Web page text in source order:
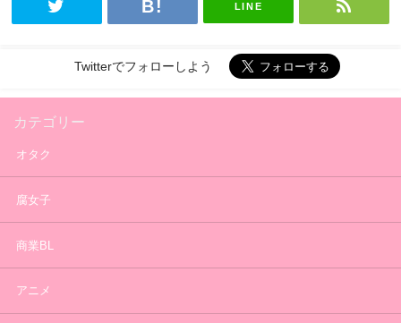
LINE
Twitterでフォローしよう
カテゴリー
オタク
腐女子
商業BL
アニメ